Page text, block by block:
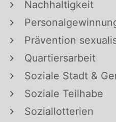
Nachhaltigkeit
Prävention
Quartiersarbeit
Soziale Stadt &
Soziale Teilhabe
Soziallotterien